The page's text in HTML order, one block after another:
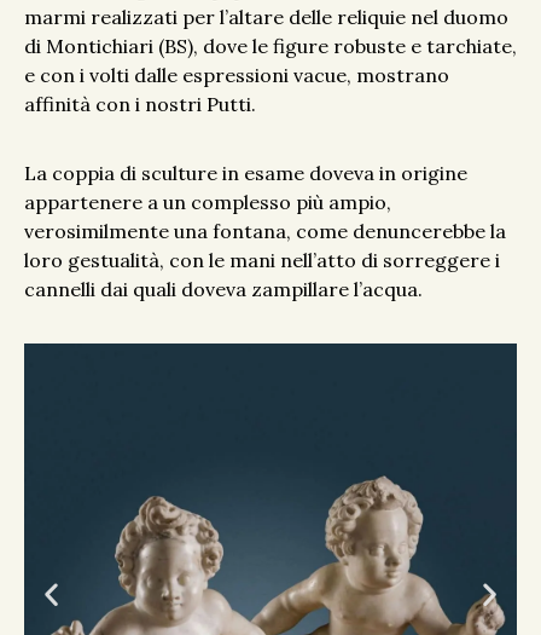
marmi realizzati per l’altare delle reliquie nel duomo
di Montichiari (BS), dove le figure robuste e tarchiate,
e con i volti dalle espressioni vacue, mostrano
affinità con i nostri Putti.
La coppia di sculture in esame doveva in origine
appartenere a un complesso più ampio,
verosimilmente una fontana, come denuncerebbe la
loro gestualità, con le mani nell’atto di sorreggere i
cannelli dai quali doveva zampillare l’acqua.